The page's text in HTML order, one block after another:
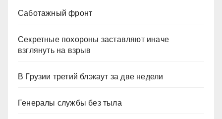
Саботажный фронт
Секретные похороны заставляют иначе
взглянуть на взрыв
В Грузии третий блэкаут за две недели
Генералы службы без тыла